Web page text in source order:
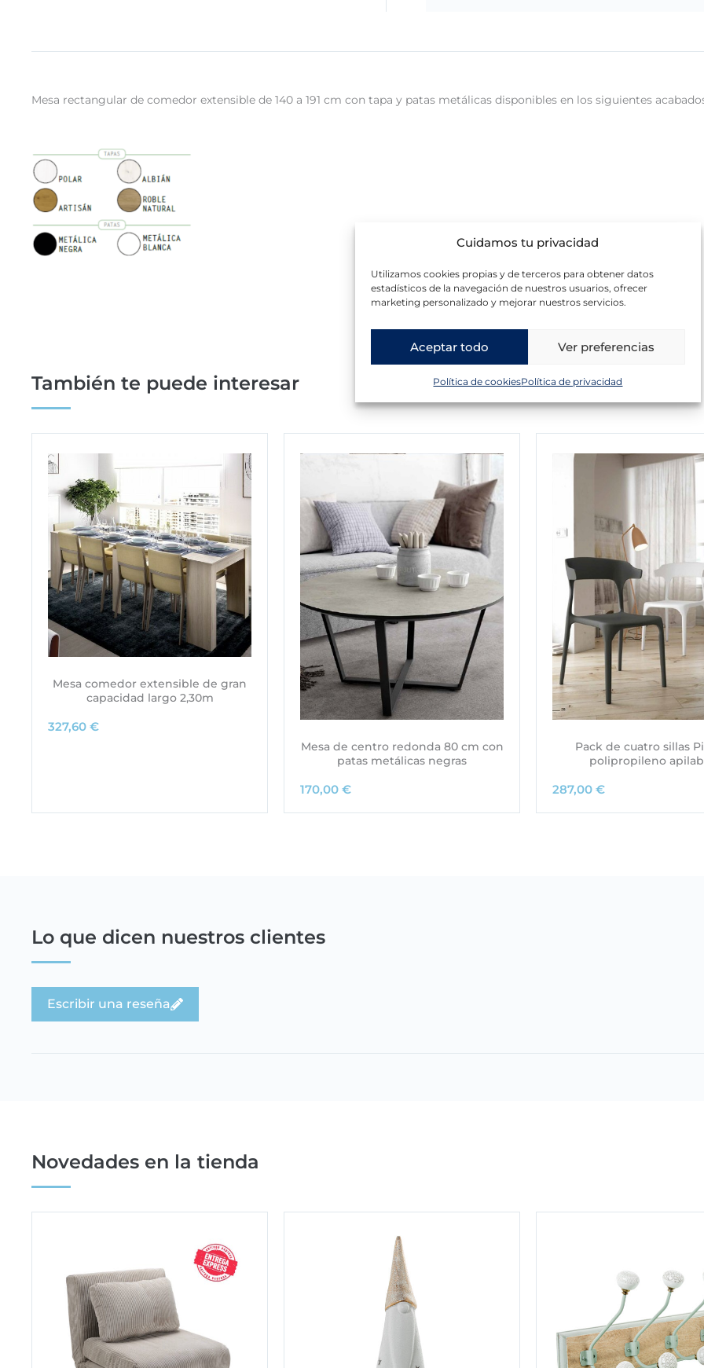
Cuidamos tu privacidad
Utilizamos cookies propias y de terceros para obtener datos
estadísticos de la navegación de nuestros usuarios, ofrecer
marketing personalizado y mejorar nuestros servicios.
Aceptar todo Ver preferencias
Política de cookiesPolítica de privacidad
Mesa rectangular de comedor extensible de 140 a 191 cm con tapa y patas metálicas disponibles en los siguientes
También te puede interesar
Mesa comedor extensible de gran
capacidad largo 2,30m
327,60 €
Mesa de centro redonda 80 cm con
patas metálicas negras
170,00 €
Pack de cuatro sillas
polipropileno
287,00 €
Lo que dicen nuestros clientes
Escribir una reseña
Novedades en la tienda